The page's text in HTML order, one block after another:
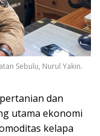
Sebulu, Nurul Yakin.
dan
utama ekonomi
kelapa